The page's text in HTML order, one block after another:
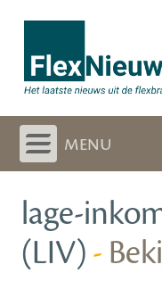
menu
lage-
(LIV)-